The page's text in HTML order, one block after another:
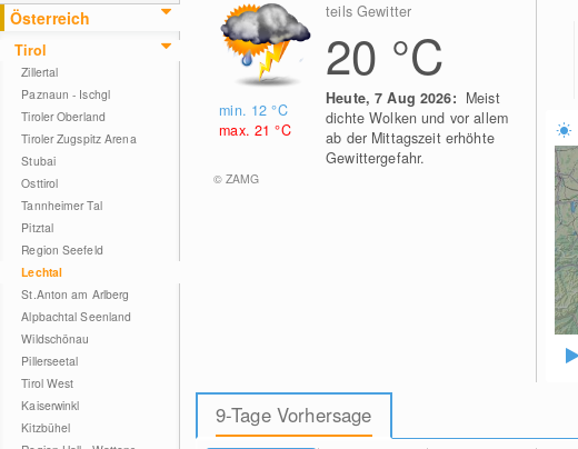
Österreich
Tirol
Zillertal
Paznaun - Ischgl
Tiroler Oberland
Tiroler Zugspitz Arena
Stubai
Osttirol
Tannheimer Tal
Pitztal
Region Seefeld
Lechtal
St.Anton am Arlberg
Alpbachtal Seenland
Wildschönau
Pillerseetal
Tirol West
Kaiserwinkl
Kitzbühel
min. 12°C
max. 21°C
teils Gewitter
20 °C
Heute, 7 Aug 2026: Meist
dichte Wolken und vor allem
ab der Mittagszeit erhöhte
Gewittergefahr.
© ZAMG
9-Tage Vorhersage